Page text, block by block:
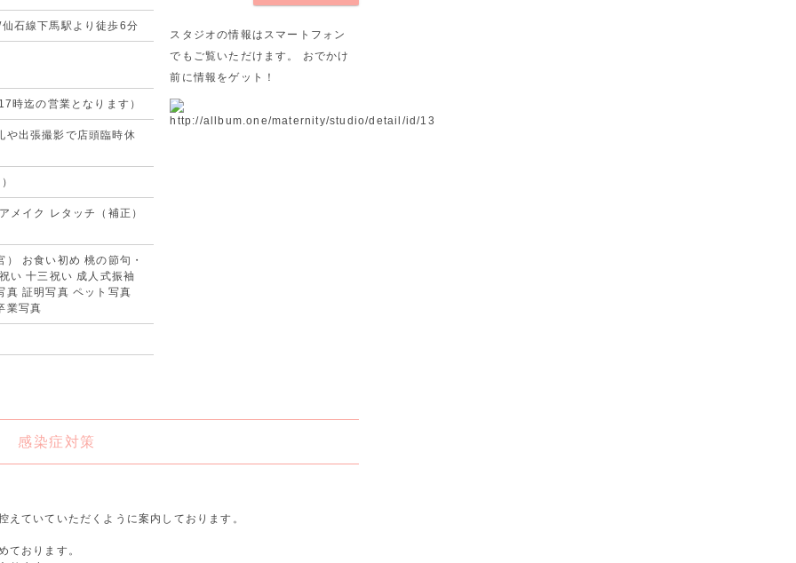
石線下馬駅より徒歩6分
時迄の営業となります）
や出張撮影で店頭臨時休
メイク レタッチ（補正）
お食い初め 桃の節句・
い 十三祝い 成人式振袖
真 証明写真 ペット写真
業写真
スタジオの情報はスマートフォン
でもご覧いただけます。 おでかけ
前に情報をゲット！
感染症対策
ていていただくように案内しております。
ております。